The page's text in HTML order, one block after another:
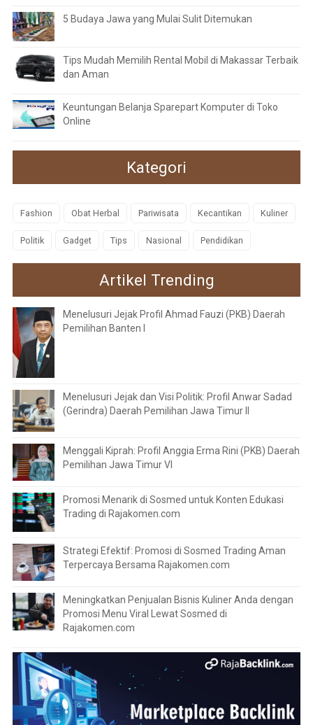
5 Budaya Jawa yang Mulai Sulit Ditemukan
Tips Mudah Memilih Rental Mobil di Makassar Terbaik
dan Aman
Keuntungan Belanja Sparepart Komputer di Toko
Online
Kategori
Fashion Obat Herbal Pariwisata Kecantikan Kuliner
Politik Gadget Tips Nasional Pendidikan
Artikel Trending
Menelusuri Jejak Profil Ahmad Fauzi (PKB) Daerah
Pemilihan Banten I
Menelusuri Jejak dan Visi Politik: Profil Anwar Sadad
(Gerindra) Daerah Pemilihan Jawa Timur II
Menggali Kiprah: Profil Anggia Erma Rini (PKB) Daerah
Pemilihan Jawa Timur VI
Promosi Menarik di Sosmed untuk Konten Edukasi
Trading di Rajakomen.com
Strategi Efektif: Promosi di Sosmed Trading Aman
Terpercaya Bersama Rajakomen.com
Meningkatkan Penjualan Bisnis Kuliner Anda dengan
Promosi Menu Viral Lewat Sosmed di
Rajakomen.com